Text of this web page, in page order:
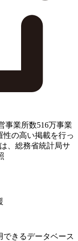
事業所数516万事業
性の高い掲載を行っ
、総務省統計局サ
きるデータベース